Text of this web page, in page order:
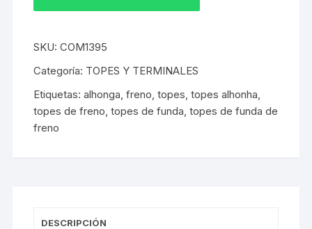
Freno
5
200
pcs
cantidad
SKU:COM1395
Categoría: TOPES Y TERMINALES
Etiquetas:alhonga ,freno ,topes ,topes alhonha
topes de freno ,topes de funda ,topes de funda de
freno
DESCRIPCIÓN